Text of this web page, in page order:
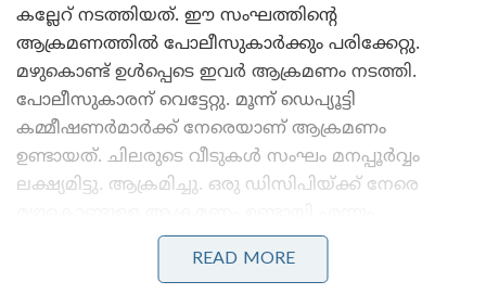
കല്ലേറ് നടത്തിയത്. ഈ സംഘത്തിന്റെ
ആക്രമണത്തിൽ പോലീസുകാർക്കും പരിക്കേറ്റു.
മഴുകൊണ്ട് ഉൾപ്പെടെ ഇവർ ആക്രമണം നടത്തി.
പോലീസുകാരന് വെട്ടേറ്റു. മൂന്ന് ഡെപ്യൂട്ടി
കമ്മീഷണർമാർക്ക് നേരെയാണ് ആക്രമണം
ഉണ്ടായത്. ചിലരുടെ വീടുകൾ സംഘം മനപ്പൂർവ്വം
ലക്ഷ്യമിട്ടു. ആക്രമിച്ചു. ഒരു ഡിസിപിയ്ക്ക് നേരെ
ഫട്‌നാവിസ് കൂട്ടിച്ചേർത്തു.
READ MORE